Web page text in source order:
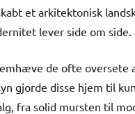
et arkitektonisk
lever side om side.
de ofte oversete
gjorde disse hjem til
fra solid mursten til